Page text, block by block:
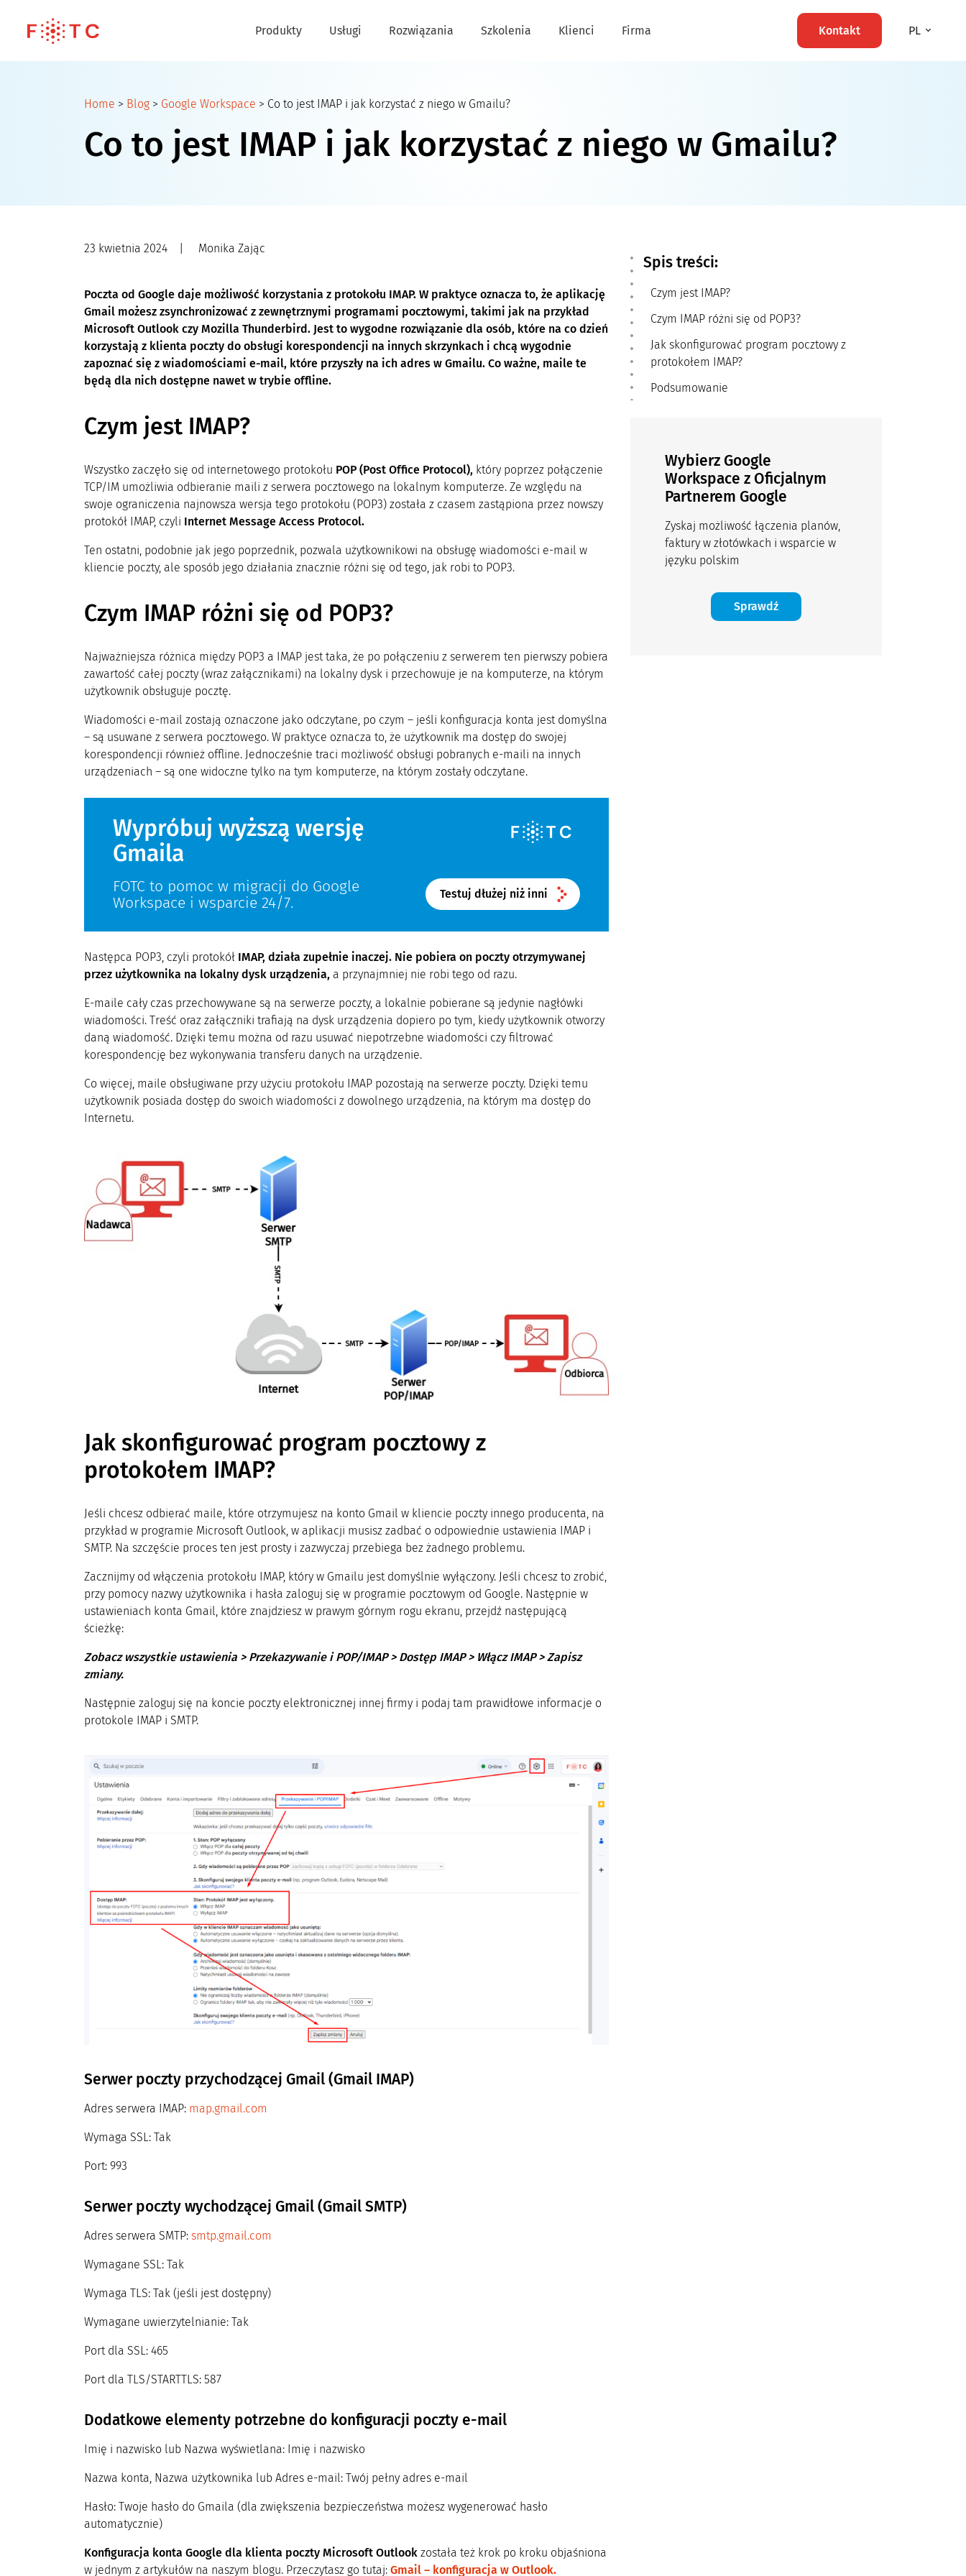
Produkty Usługi Rozwiązania Szkolenia Klienci Firma Kontakt PL
Home > Blog > Google Workspace > Co to jest IMAP i jak korzystać z niego w Gmailu?
Co to jest IMAP i jak korzystać z niego w Gmailu?
23 kwietnia 2024 Monika Zając
Poczta od Google daje możliwość korzystania z protokołu IMAP. W praktyce oznacza to, że aplikację
Gmail możesz zsynchronizować z zewnętrznymi programami pocztowymi, takimi jak na przykład
Microsoft Outlook czy Mozilla Thunderbird. Jest to wygodne rozwiązanie dla osób, które na co dzień
korzystają z klienta poczty do obsługi korespondencji na innych skrzynkach i chcą wygodnie
zapoznać się z wiadomościami e-mail, które przyszły na ich adres w Gmailu. Co ważne, maile te
będą dla nich dostępne nawet w trybie offline.
Czym jest IMAP?
Wszystko zaczęło się od internetowego protokołu POP (Post Office Protocol), który poprzez połączenie
TCP/IM umożliwia odbieranie maili z serwera pocztowego na lokalnym komputerze. Ze względu na
swoje ograniczenia najnowsza wersja tego protokołu (POP3) została z czasem zastąpiona przez nowszy
protokół IMAP, czyli Internet Message Access Protocol.
Ten ostatni, podobnie jak jego poprzednik, pozwala użytkownikowi na obsługę wiadomości e-mail w
kliencie poczty, ale sposób jego działania znacznie różni się od tego, jak robi to POP3.
Czym IMAP różni się od POP3?
Najważniejsza różnica między POP3 a IMAP jest taka, że po połączeniu z serwerem ten pierwszy pobiera
zawartość całej poczty (wraz załącznikami) na lokalny dysk i przechowuje je na komputerze, na którym
użytkownik obsługuje pocztę.
Wiadomości e-mail zostają oznaczone jako odczytane, po czym – jeśli konfiguracja konta jest domyślna
– są usuwane z serwera pocztowego. W praktyce oznacza to, że użytkownik ma dostęp do swojej
korespondencji również offline. Jednocześnie traci możliwość obsługi pobranych e-maili na innych
urządzeniach – są one widoczne tylko na tym komputerze, na którym zostały odczytane.
Wypróbuj wyższą wersję
Gmaila
FOTC to pomoc w migracji do Google
Workspace i wsparcie 24/7.
Testuj dłużej niż inni
Następca POP3, czyli protokół IMAP, działa zupełnie inaczej. Nie pobiera on poczty otrzymywanej
przez użytkownika na lokalny dysk urządzenia, a przynajmniej nie robi tego od razu.
E-maile cały czas przechowywane są na serwerze poczty, a lokalnie pobierane są jedynie nagłówki
wiadomości. Treść oraz załączniki trafiają na dysk urządzenia dopiero po tym, kiedy użytkownik otworzy
daną wiadomość. Dzięki temu można od razu usuwać niepotrzebne wiadomości czy filtrować
korespondencję bez wykonywania transferu danych na urządzenie.
Co więcej, maile obsługiwane przy użyciu protokołu IMAP pozostają na serwerze poczty. Dzięki temu
użytkownik posiada dostęp do swoich wiadomości z dowolnego urządzenia, na którym ma dostęp do
Internetu.
Jak skonfigurować program pocztowy z
protokołem IMAP?
Jeśli chcesz odbierać maile, które otrzymujesz na konto Gmail w kliencie poczty innego producenta, na
przykład w programie Microsoft Outlook, w aplikacji musisz zadbać o odpowiednie ustawienia IMAP i
SMTP. Na szczęście proces ten jest prosty i zazwyczaj przebiega bez żadnego problemu.
Zacznijmy od włączenia protokołu IMAP, który w Gmailu jest domyślnie wyłączony. Jeśli chcesz to zrobić,
przy pomocy nazwy użytkownika i hasła zaloguj się w programie pocztowym od Google. Następnie w
ustawieniach konta Gmail, które znajdziesz w prawym górnym rogu ekranu, przejdź następującą
ścieżkę:
Zobacz wszystkie ustawienia > Przekazywanie i POP/IMAP > Dostęp IMAP > Włącz IMAP > Zapisz
zmiany.
Następnie zaloguj się na koncie poczty elektronicznej innej firmy i podaj tam prawidłowe informacje o
protokole IMAP i SMTP.
Serwer poczty przychodzącej Gmail (Gmail IMAP)
Adres serwera IMAP: map.gmail.com
Wymaga SSL: Tak
Port: 993
Serwer poczty wychodzącej Gmail (Gmail SMTP)
Adres serwera SMTP: smtp.gmail.com
Wymagane SSL: Tak
Wymaga TLS: Tak (jeśli jest dostępny)
Wymagane uwierzytelnianie: Tak
Port dla SSL: 465
Port dla TLS/STARTTLS: 587
Dodatkowe elementy potrzebne do konfiguracji poczty e-mail
Imię i nazwisko lub Nazwa wyświetlana: Imię i nazwisko
Nazwa konta, Nazwa użytkownika lub Adres e-mail: Twój pełny adres e-mail
Hasło: Twoje hasło do Gmaila (dla zwiększenia bezpieczeństwa możesz wygenerować hasło
automatycznie)
Konfiguracja konta Google dla klienta poczty Microsoft Outlook została też krok po kroku objaśniona
w jednym z artykułów na naszym blogu. Przeczytasz go tutaj: Gmail – konfiguracja w Outlook.
Spis treści:
Czym jest IMAP?
Czym IMAP różni się od POP3?
Jak skonfigurować program pocztowy z
protokołem IMAP?
Podsumowanie
Wybierz Google
Workspace z Oficjalnym
Partnerem Google
Zyskaj możliwość łączenia planów,
faktury w złotówkach i wsparcie w
języku polskim
Sprawdź